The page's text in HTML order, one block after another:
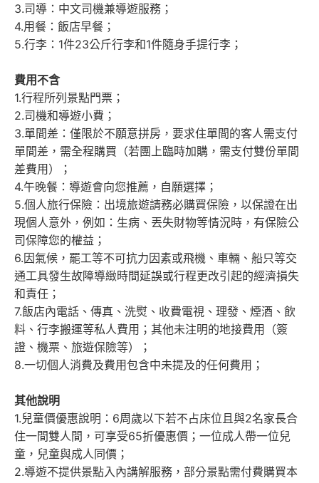
3.司導：中文司機兼導遊服務；
4.用餐：飯店早餐；
5.行李：1件23公斤行李和1件隨身手提行李；
費用不含
1.行程所列景點門票；
2.司機和導遊小費；
3.單間差：僅限於不願意拼房，要求住單間的客人需支付
單間差，需全程購買（若團上臨時加購，需支付雙份單間
差費用）；
4.午晚餐：導遊會向您推薦，自願選擇；
5.個人旅行保險：出境旅遊請務必購買保險，以保證在出
現個人意外，例如：生病、丟失財物等情況時，有保險公
司保障您的權益；
6.因氣候，罷工等不可抗力因素或飛機、車輛、船只等交
通工具發生故障導緻時間延誤或行程更改引起的經濟損失
和責任；
7.飯店內電話、傳真、洗熨、收費電視、理發、煙酒、飲
料、行李搬運等私人費用；其他未注明的地接費用（簽
證、機票、旅遊保險等）；
8.一切個人消費及費用包含中未提及的任何費用；
其他說明
1.兒童價優惠說明：6周歲以下若不占床位且與2名家長合
住一間雙人間，可享受65折優惠價；一位成人帶一位兒
童，兒童與成人同價；
2.導遊不提供景點入內講解服務，部分景點需付費購買本